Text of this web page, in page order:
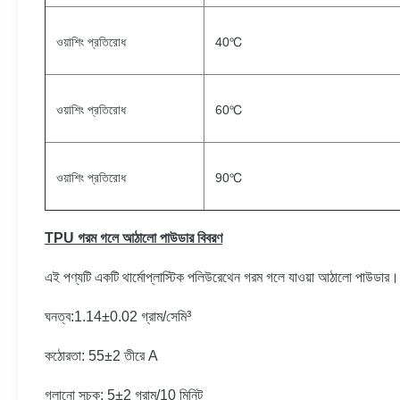
ওয়াশিং প্রতিরোধ 40℃
ওয়াশিং প্রতিরোধ 60℃
ওয়াশিং প্রতিরোধ 90℃
TPU গরম গলে আঠালো পাউডার বিবরণ
এই পণ্যটি একটি থার্মোপ্লাস্টিক পলিউরেথেন গরম গলে যাওয়া আঠালো পাউডার।
ঘনত্ব:1.14±0.02 গ্রাম/সেমি³
কঠোরতা: 55±2 তীরে A
গলানো সূচক: 5±2 গ্রাম/10 মিনিট